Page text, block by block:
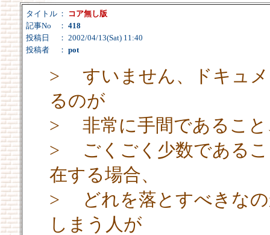
タイトル ：
コア無し版
記事No
： 418
投稿日
： 2002/04/13(Sat) 11:40
投稿者
： pot
> すいません、ドキュメ
るのが
> 非常に手間であること
> ごくごく少数であるこ
在する場合、
> どれを落とすべきなの
しまう人が